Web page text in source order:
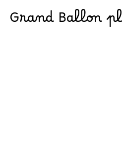
Grand Ballon